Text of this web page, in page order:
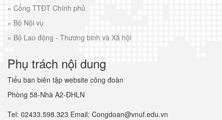
» Cổng TTĐT Chính phủ
» Bộ Nội vụ
» Bộ Lao động - Thương binh và Xã hội
Phụ trách nội dung
Tiểu ban biên tập website công đoàn
Phòng 58-Nhà A2-ĐHLN
Tel: 02433.598.323 Email: Congdoan@vnuf.edu.vn